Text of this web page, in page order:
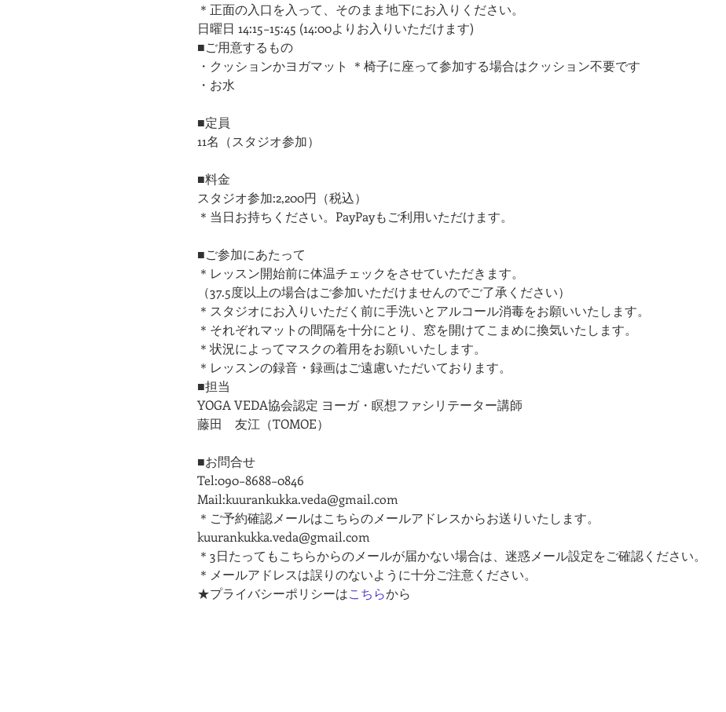
​＊正面の入口を入って、そのまま地下にお入りください。
日曜日 14:15−15:45 (14:00よりお入りいただけます)
■ご用意するもの
・クッションかヨガマット ＊椅子に座って参加する場合はクッション不要です
・お水
■定員
11名（スタジオ参加）
■料金
スタジオ参加:2,200円（税込）
＊当日お持ちください。PayPayもご利用いただけます。
■ご参加にあたって
＊レッスン開始前に体温チェックをさせていただきます。
（37.5度以上の場合はご参加いただけませんのでご了承ください）
＊スタジオにお入りいただく前に手洗いとアルコール消毒をお願いいたします。
​＊それぞれマットの間隔を十分にとり、窓を開けてこまめに換気いたします。
＊状況によってマスクの着用をお願いいたします。
＊レッスンの録音・録画はご遠慮いただいております。
■担当
YOGA VEDA協会認定 ヨーガ・瞑想ファシリテーター講師
​藤田　友江（TOMOE）
■お問合せ
Tel:090−8688−0846
Mail:kuurankukka.veda@gmail.com
＊ご予約確認メールはこちらのメールアドレスからお送りいたします。
kuurankukka.veda@gmail.com
＊3日たってもこちらからのメールが届かない場合は、迷惑メール設定をご確認ください。
＊メールアドレスは誤りのないように十分ご注意ください。
★プライバシーポリシーはこちらから